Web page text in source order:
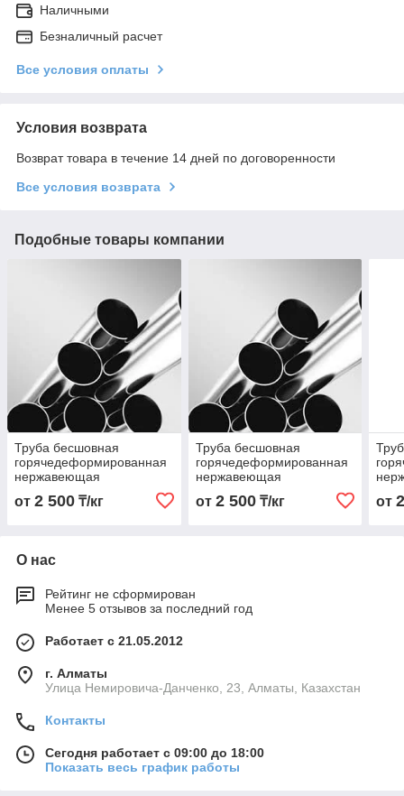
Наличными
Безналичный расчет
Все условия оплаты
Условия возврата
Возврат товара в течение 14 дней по договоренности
Все условия возврата
Подобные товары компании
Труба бесшовная
горячедеформированная
нержавеющая
45х3,0х6000 Марка
08Х17Н13М2
от 2 500 ₸/кг
Труба бесшовная
горячедеформированная
нержавеющая
38х3,0х6000 Марка
08Х17Н13М2
от 2 500₸/кг от
О нас
Рейтинг не сформирован
Менее 5 отзывов за последний год
Работает с 21.05.2012
г. Алматы
Улица Немировича-Данченко, 23, Алматы, Казахстан
Контакты
Сегодня работает с 09:00 до 18:00
Показать весь график работы